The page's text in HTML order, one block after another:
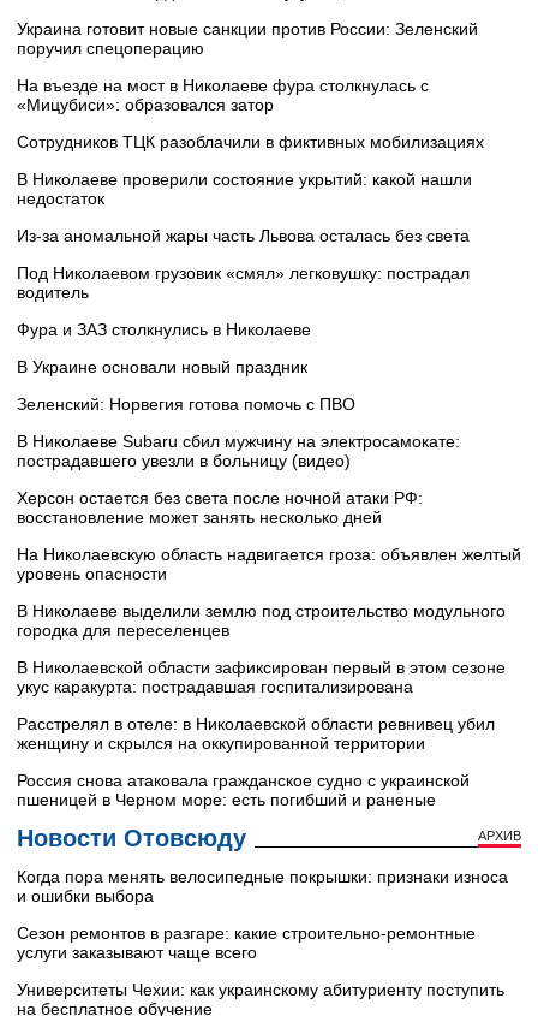
Украина готовит новые санкции против России: Зеленский
поручил спецоперацию
На въезде на мост в Николаеве фура столкнулась с
«Мицубиси»: образовался затор
Сотрудников ТЦК разоблачили в фиктивных мобилизациях
В Николаеве проверили состояние укрытий: какой нашли
недостаток
Из-за аномальной жары часть Львова осталась без света
Под Николаевом грузовик «смял» легковушку: пострадал
водитель
Фура и ЗАЗ столкнулись в Николаеве
В Украине основали новый праздник
Зеленский: Норвегия готова помочь с ПВО
В Николаеве Subaru сбил мужчину на электросамокате:
пострадавшего увезли в больницу (видео)
Херсон остается без света после ночной атаки РФ:
восстановление может занять несколько дней
На Николаевскую область надвигается гроза: объявлен желтый
уровень опасности
В Николаеве выделили землю под строительство модульного
городка для переселенцев
В Николаевской области зафиксирован первый в этом сезоне
укус каракурта: пострадавшая госпитализирована
Расстрелял в отеле: в Николаевской области ревнивец убил
женщину и скрылся на оккупированной территории
Россия снова атаковала гражданское судно с украинской
пшеницей в Черном море: есть погибший и раненые
Новости Отовсюду АРХИВ
Когда пора менять велосипедные покрышки: признаки износа
и ошибки выбора
Сезон ремонтов в разгаре: какие строительно-ремонтные
услуги заказывают чаще всего
Университеты Чехии: как украинскому абитуриенту поступить
на бесплатное обучение